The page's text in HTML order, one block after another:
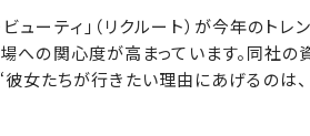
ーティ」（リクルート）が今年のトレ
への関心度が高まっています。同社の
女たちが行きたい理由にあげるのは、